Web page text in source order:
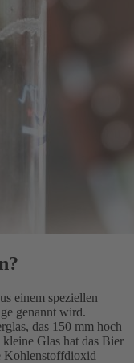
einem speziellen
genannt wird.
das 150 mm hoch
Glas hat das Bier
Kohlenstoffdioxid